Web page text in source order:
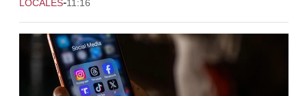
LOCALES 11:16